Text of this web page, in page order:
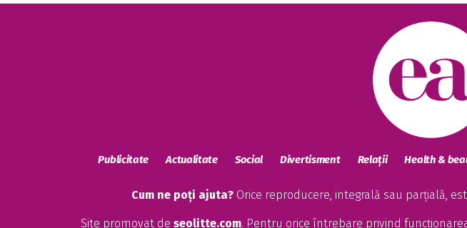
Publicitate Actualitate Social Divertisment Relații Health &
Cum ne poți ajuta? Orice reproducere, integrală sau parțială,
Site promovat de seolitte.com. Pentru orice întrebare privind